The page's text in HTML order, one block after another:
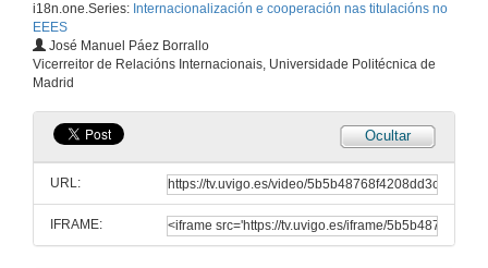
i18n.one.Series: Internacionalización e cooperación nas titulacións no
EEES
José Manuel Páez Borrallo
Vicerreitor de Relacións Internacionais, Universidade Politécnica de
Madrid
Ocultar
URL:
IFRAME:
Presentación da Xornada